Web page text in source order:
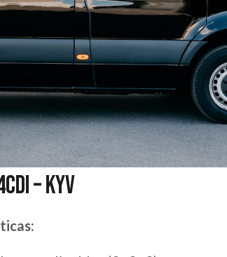
– KYV